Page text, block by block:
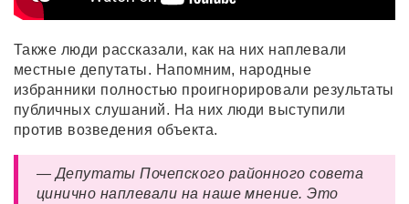
Также люди рассказали, как на них наплевали
местные депутаты. Напомним, народные
избранники полностью проигнорировали результаты
публичных слушаний. На них люди выступили
против возведения объекта.
— Депутаты Почепского районного совета
цинично наплевали на наше мнение. Это